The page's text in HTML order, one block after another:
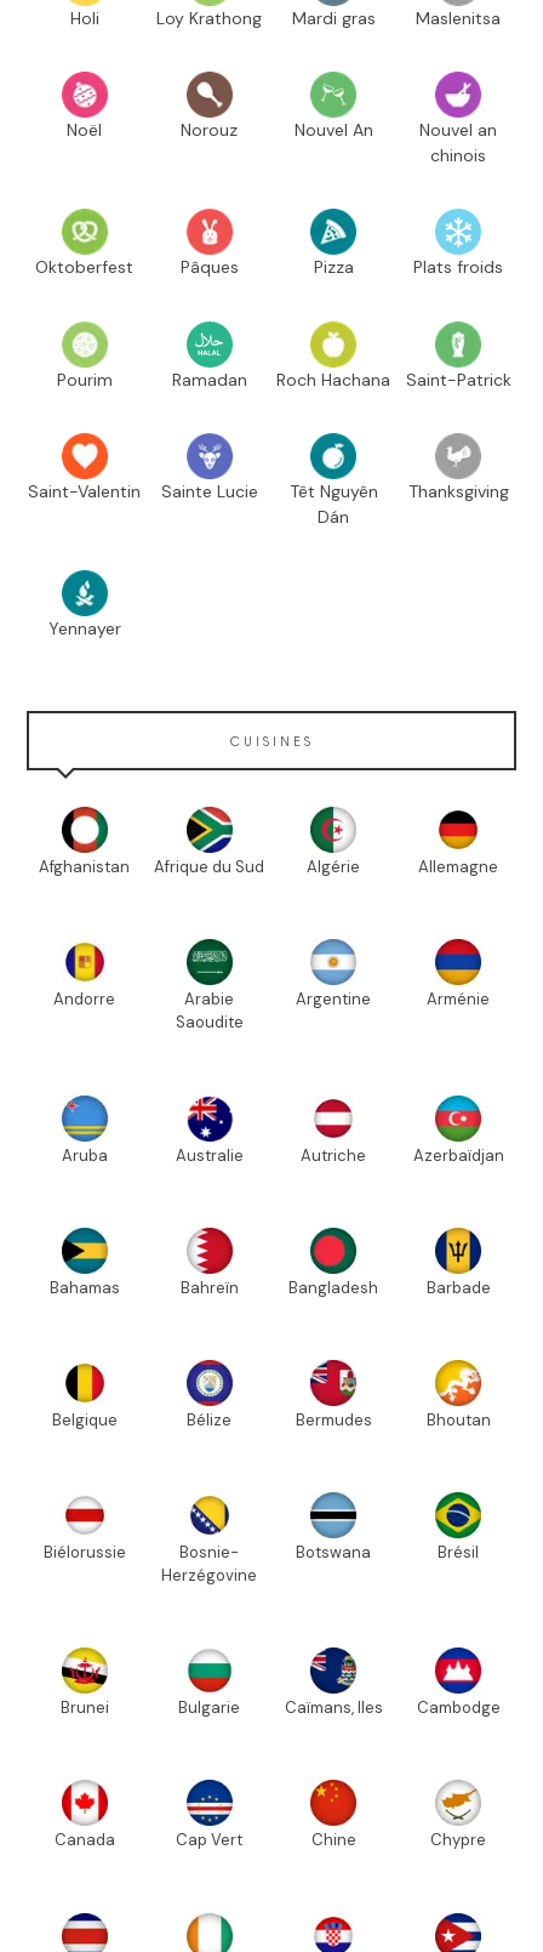
Holi Loy Krathong Mardi gras Maslenitsa
Noël Norouz Nouvel An
Nouvel an
chinois
Oktoberfest Pâques Pizza Plats froids
Pourim Ramadan Roch Hachana Saint-Patrick
Saint-Valentin Sainte Lucie
Têt Nguyên
Dán
Thanksgiving
Yennayer
CUISINES
Afghanistan Afrique du Sud Algérie Allemagne
Andorre
Arabie
Saoudite
Argentine Arménie
Aruba Australie Autriche Azerbaïdjan
Bahamas Bahreïn Bangladesh Barbade
Belgique Bélize Bermudes Bhoutan
Biélorussie
Bosnie-
Herzégovine
Botswana Brésil
Brunei Bulgarie Caïmans, Iles Cambodge
Canada Cap Vert Chine Chypre